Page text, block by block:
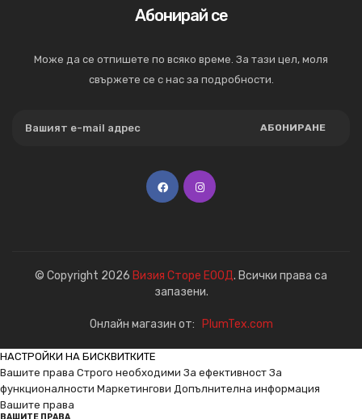
Абонирай се
Може да се отпишете по всяко време. За тази цел, моля
свържете се с нас за подробности.
АБОНИРАНЕ
© Copyright 2026 Визия Сторе ЕООД. Всички права са
запазени.
Онлайн магазин от: PlumTex.com
НАСТРОЙКИ НА БИСКВИТКИТЕ
Вашите права Строго необходими За ефективност За
функционалности Маркетингови Допълнителна информация
Вашите права
ВАШИТЕ ПРАВА